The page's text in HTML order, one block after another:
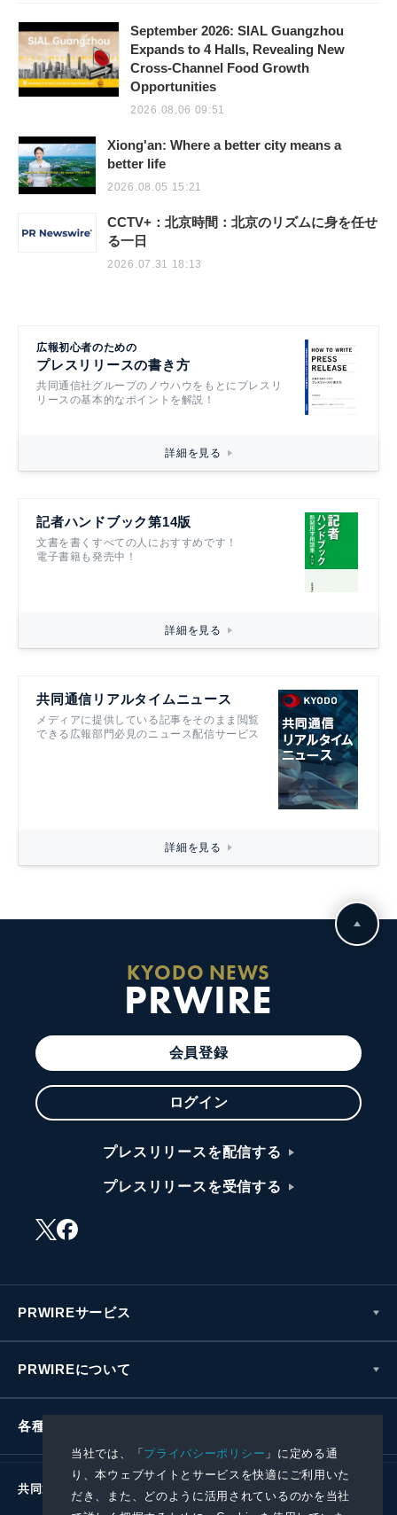
当社では、「プライバシーポリシー 」に定める通
り、本ウェブサイトとサービスを快適にご利用いた
だき、また、どのように活用されているのかを当社
September 2026: SIAL Guangzhou
Expands to 4 Halls, Revealing New
Cross-Channel Food Growth
Opportunities
2026.08.06 09:51
Xiong'an: Where a better city means a
better life
2026.08.05 15:21
CCTV+：北京時間：北京のリズムに身を任せ
る一日
2026.07.31 18:13
広報初心者のための
プレスリリースの書き方
共同通信社グループのノウハウをもとにプレスリ
リースの基本的なポイントを解説！
詳細を見る
記者ハンドブック第14版
文書を書くすべての人におすすめです！
電子書籍も発売中！
詳細を見る
共同通信リアルタイムニュース
メディアに提供している記事をそのまま閲覧
できる広報部門必見のニュース配信サービス
詳細を見る
KYODO NEWS
PRWIRE
会員登録
ログイン
プレスリリースを配信する
プレスリリースを受信する
PRWIREサービス
PRWIREについて
各種お問い合わせ
共同通信社グループ